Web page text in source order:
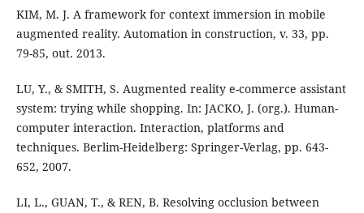
KIM, M. J. A framework for context immersion in mobile
augmented reality. Automation in construction, v. 33, pp.
79-85, out. 2013.
LU, Y., & SMITH, S. Augmented reality e-commerce assistant
system: trying while shopping. In: JACKO, J. (org.). Human-
computer interaction. Interaction, platforms and
techniques. Berlim-Heidelberg: Springer-Verlag, pp. 643-
652, 2007.
LI, L., GUAN, T., & REN, B. Resolving occlusion between